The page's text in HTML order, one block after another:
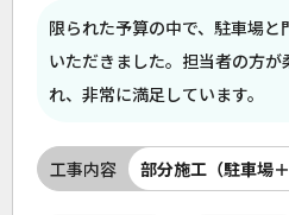
限られた予算の中で、駐車場と
いただきました。担当者の方が
れ、非常に満足しています。
工事内容 部分施工（駐車場＋